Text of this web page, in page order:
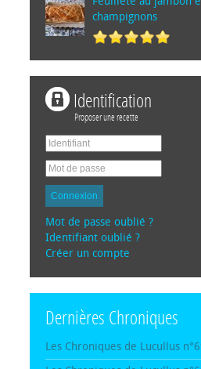
champignons
Identification
Proposer une recette
Connexion
Mot de passe oublié ?
Identifiant oublié ?
Créer un compte
Dernières Chroniques
Les Chroniques de Lucullus